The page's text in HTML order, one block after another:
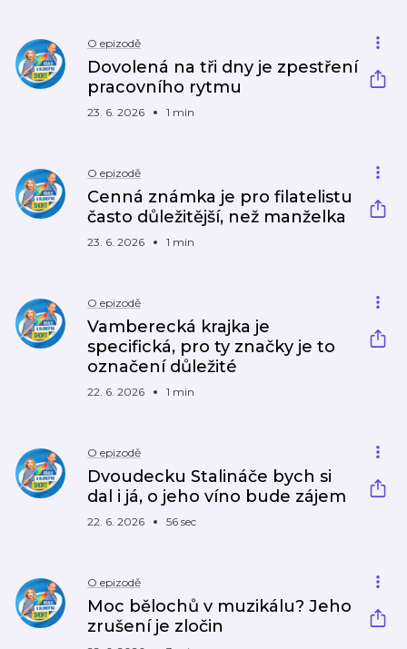
O epizodě
Dovolená na tři dny je zpestření
pracovního rytmu
23. 6. 2026 1 min
O epizodě
Cenná známka je pro filatelistu
často důležitější, než manželka
23. 6. 2026 1 min
O epizodě
Vamberecká krajka je
specifická, pro ty značky je to
označení důležité
22. 6. 2026 1 min
O epizodě
Dvoudecku Stalináče bych si
dal i já, o jeho víno bude zájem
22. 6. 2026 56 sec
O epizodě
Moc bělochů v muzikálu? Jeho
zrušení je zločin